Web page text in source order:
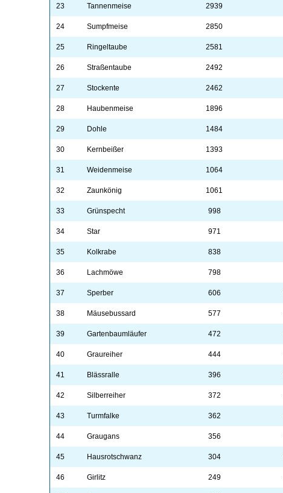
23 Tannenmeise 2939
24 Sumpfmeise 2850
25 Ringeltaube 2581
26 Straßentaube 2492
27 Stockente 2462
28 Haubenmeise 1896
29 Dohle 1484
30 Kernbeißer 1393
31 Weidenmeise 1064
32 Zaunkönig 1061
33 Grünspecht 998
34 Star 971
35 Kolkrabe 838
36 Lachmöwe 798
37 Sperber 606
38 Mäusebussard 577
39 Gartenbaumläufer 472
40 Graureiher 444
41 Blässralle 396
42 Silberreiher 372
43 Turmfalke 362
44 Graugans 356
45 Hausrotschwanz 304
46 Girlitz 249